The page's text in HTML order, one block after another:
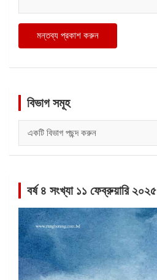
বিভাগ সমূহ
সমূহ
বর্ষ ৪ সংখ্যা ১১ ফেব্রুয়ারি ২০২৫